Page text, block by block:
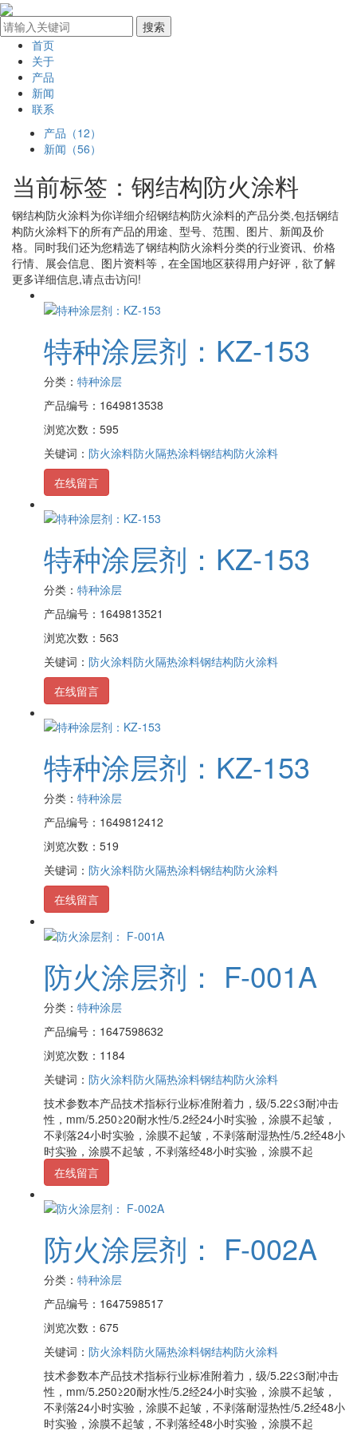
首页
关于
产品
新闻
联系
产品（12）
新闻（56）
当前标签： 钢结构防火涂料
钢结构防火涂料为你详细介绍钢结构防火涂料的产品分类,包括钢结
构防火涂料下的所有产品的用途、型号、范围、图片、新闻及价
格。同时我们还为您精选了钢结构防火涂料分类的行业资讯、价格
行情、展会信息、图片资料等，在全国地区获得用户好评，欲了解
更多详细信息,请点击访问!
特种涂层剂：KZ-153
分类： 特种涂层
产品编号：1649813538
浏览次数：595
关键词： 防火涂料防火隔热涂料钢结构防火涂料
在线留言
特种涂层剂：KZ-153
分类： 特种涂层
产品编号：1649813521
浏览次数：563
关键词： 防火涂料防火隔热涂料钢结构防火涂料
在线留言
特种涂层剂：KZ-153
分类： 特种涂层
产品编号：1649812412
浏览次数：519
关键词： 防火涂料防火隔热涂料钢结构防火涂料
在线留言
防火涂层剂： F-001A
分类： 特种涂层
产品编号：1647598632
浏览次数：1184
关键词： 防火涂料防火隔热涂料钢结构防火涂料
技术参数本产品技术指标行业标准附着力，级/5.22≤3耐冲击
性，mm/5.250≥20耐水性/5.2经24小时实验，涂膜不起皱，
不剥落24小时实验，涂膜不起皱，不剥落耐湿热性/5.2经48小
时实验，涂膜不起皱，不剥落经48小时实验，涂膜不起
在线留言
防火涂层剂： F-002A
分类： 特种涂层
产品编号：1647598517
浏览次数：675
关键词： 防火涂料防火隔热涂料钢结构防火涂料
技术参数本产品技术指标行业标准附着力，级/5.22≤3耐冲击
性，mm/5.250≥20耐水性/5.2经24小时实验，涂膜不起皱，
不剥落24小时实验，涂膜不起皱，不剥落耐湿热性/5.2经48小
时实验，涂膜不起皱，不剥落经48小时实验，涂膜不起